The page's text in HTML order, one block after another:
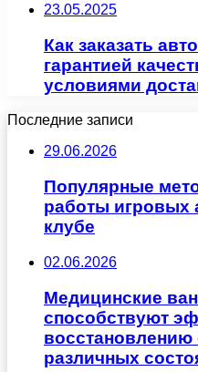
23.05.2025
Как заказать
гарантией
условиями
Последние записи
29.06.2026
Популярные
работы игровых
клубе
02.06.2026
Медицинские
способствуют
восстановлению
различных